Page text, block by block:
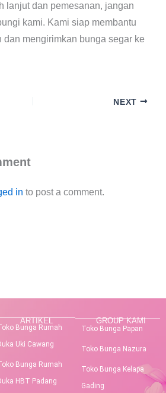
lanjut dan pemesanan, jangan
kami. Kami siap membantu
mengirimkan bunga segar ke
NEXT
in to post a comment.
ARTIKEL
Bunga Rumah
Uki Cawang
Bunga Rumah
HBT Padang
GROUP KAMI
Toko Bunga Papan
Toko Bunga Nazura
Toko Bunga Kelapa
Gading